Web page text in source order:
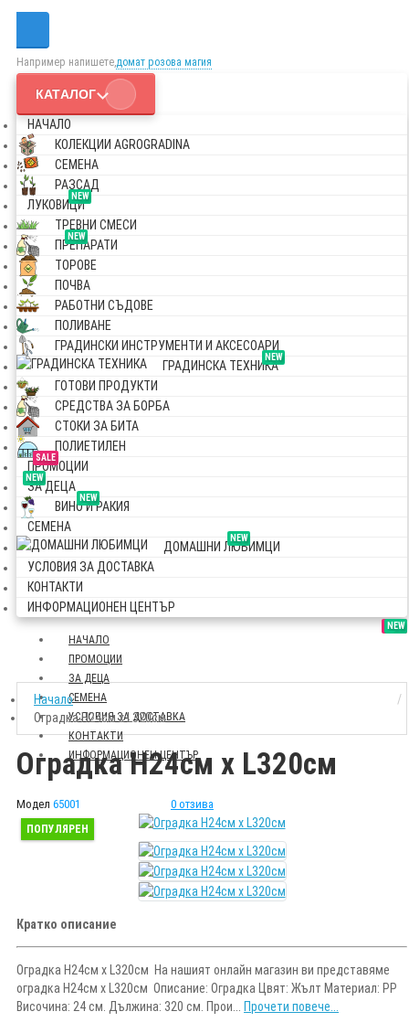
Например напишете,домат розова магия
КАТАЛОГ
НАЧАЛО
КОЛЕКЦИИ AGROGRADINA
СЕМЕНА
РАЗСАД
NEW
ЛУКОВИЦИ
ТРЕВНИ СМЕСИ
NEW
ПРЕПАРАТИ
ТОРОВЕ
ПОЧВА
РАБОТНИ СЪДОВЕ
ПОЛИВАНЕ
ГРАДИНСКИ ИНСТРУМЕНТИ И АКСЕСОАРИ
NEW
ГРАДИНСКА ТЕХНИКА
ГОТОВИ ПРОДУКТИ
СРЕДСТВА ЗА БОРБА
СТОКИ ЗА БИТА
ПОЛИЕТИЛЕН
SALE
ПРОМОЦИИ
NEW
ЗА ДЕЦА
NEW
ВИНО И РАКИЯ
СЕМЕНА
NEW
ДОМАШНИ ЛЮБИМЦИ
УСЛОВИЯ ЗА ДОСТАВКА
КОНТАКТИ
ИНФОРМАЦИОНЕН ЦЕНТЪР
НАЧАЛО
SALE
ПРОМОЦИИ
NEW
ЗА ДЕЦА
СЕМЕНА
УСЛОВИЯ ЗА ДОСТАВКА
КОНТАКТИ
ИНФОРМАЦИОНЕН ЦЕНТЪР
Начало
Оградка H24см х L320см
Оградка H24см х L320см
Модел 65001 0 отзива
ПОПУЛЯРЕН
Кратко описание
Оградка H24см х L320см На нашият онлайн магазин ви представяме
оградка H24см х L320см Описание: Оградка Цвят: Жълт Материал: РР
Височина: 24 см. Дължина: 320 см. Прои... Прочети повече...